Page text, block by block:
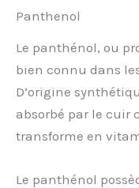
Panthenol
Le panthénol, ou
bien connu dans
D’origine
absorbé par le cuir
transforme en
Le panthénol